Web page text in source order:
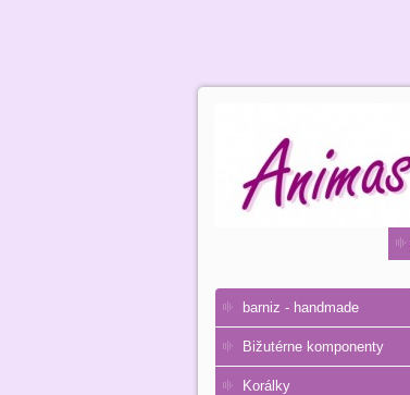
barniz - handmade
Bižutérne komponenty
Korálky